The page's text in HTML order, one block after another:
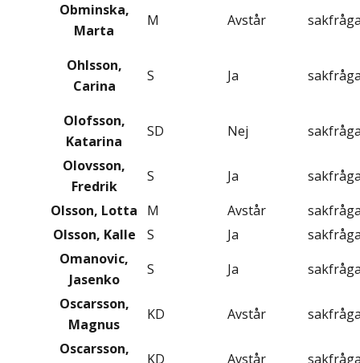
Obminska,
Marta
M Avstår
Ohlsson,
Carina
S Ja
Olofsson,
Katarina
SD Nej
Olovsson,
Fredrik
S Ja
Olsson, Lotta
M Avstår
Olsson, Kalle
S Ja
Omanovic,
Jasenko
S Ja
Oscarsson,
Magnus
KD Avstår
Oscarsson,
KD Avstår